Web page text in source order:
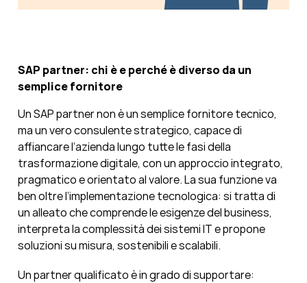
SAP partner: chi è e perché è diverso da un
semplice fornitore
Un SAP partner non è un semplice fornitore tecnico,
ma un vero consulente strategico, capace di
affiancare l’azienda lungo tutte le fasi della
trasformazione digitale, con un approccio integrato,
pragmatico e orientato al valore. La sua funzione va
ben oltre l’implementazione tecnologica: si tratta di
un alleato che comprende le esigenze del business,
interpreta la complessità dei sistemi IT e propone
soluzioni su misura, sostenibili e scalabili.
Un partner qualificato è in grado di supportare: